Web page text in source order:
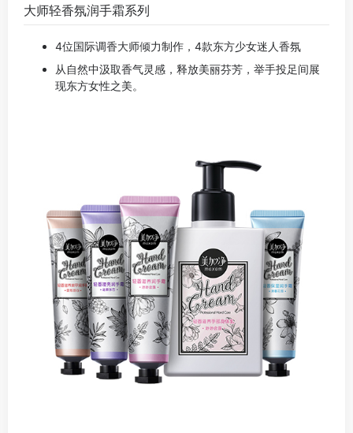
大师轻香氛润手霜系列
4位国际调香大师倾力制作，4款东方少女迷人香氛
从自然中汲取香气灵感，释放美丽芬芳，举手投足间展
现东方女性之美。